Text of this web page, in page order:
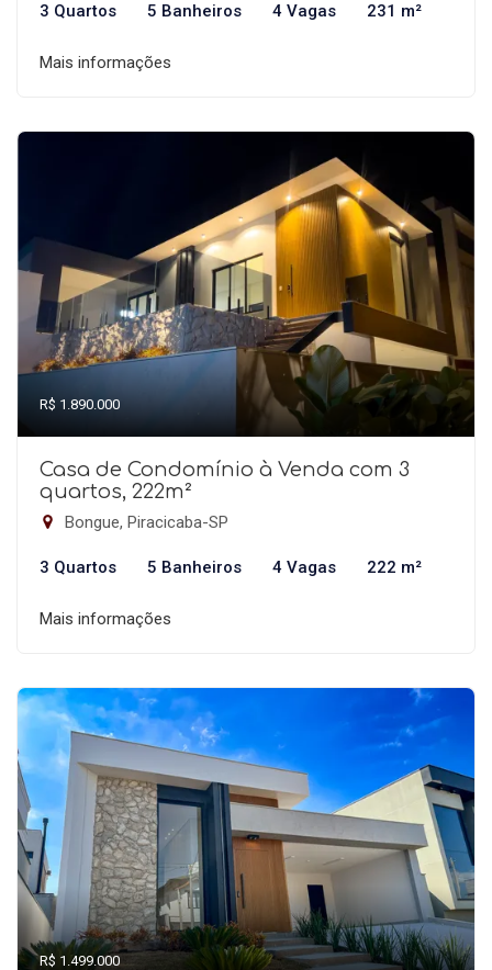
3 Quartos 5 Banheiros 4 Vagas 231 m²
Mais informações
R$ 1.890.000
Casa de Condomínio à Venda com 3
quartos, 222m²
Bongue, Piracicaba-SP
3 Quartos 5 Banheiros 4 Vagas 222 m²
Mais informações
R$ 1.499.000